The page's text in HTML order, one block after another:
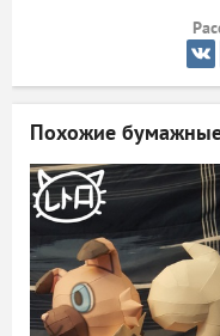
Похожие